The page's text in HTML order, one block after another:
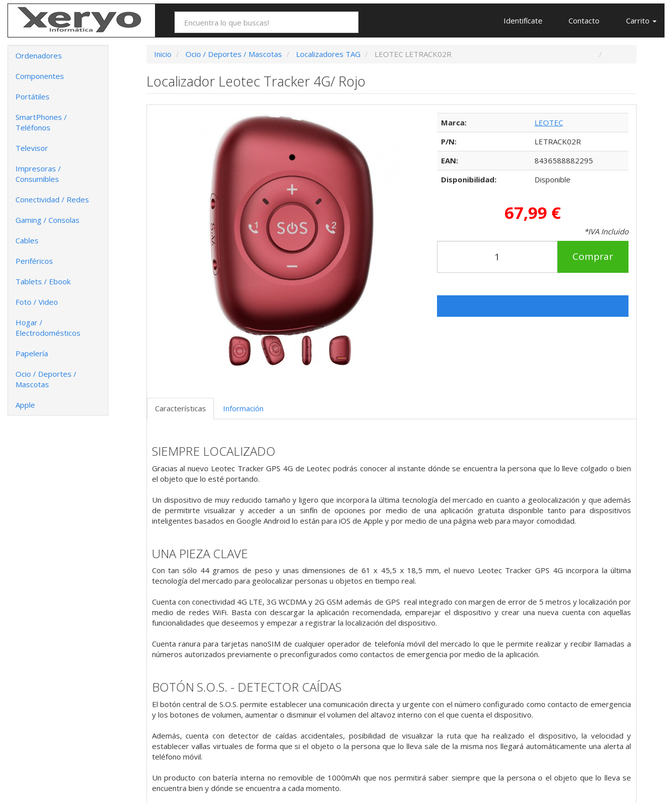
Identifícate Contacto Carrito
Ordenadores
Componentes
Portátiles
SmartPhones /
Teléfonos
Televisor
Impresoras /
Consumibles
Conectividad / Redes
Gaming / Consolas
Cables
Periféricos
Tablets / Ebook
Foto / Video
Hogar /
Electrodomésticos
Papelería
Ocio / Deportes /
Mascotas
Apple
Inicio Ocio / Deportes / Mascotas Localizadores TAG LEOTEC LETRACK02R
Localizador Leotec Tracker 4G/ Rojo
Marca:
LEOTEC
P/N:
LETRACK02R
EAN:
8436588882295
Disponibilidad:
Disponible
67,99 €
*IVA Incluido
Comprar
Características Información
SIEMPRE LOCALIZADO
Gracias al nuevo Leotec Tracker GPS 4G de Leotec podrás conocer al instante dónde se encuentra la persona que lo lleve colgado o bien
el objeto que lo esté portando.
Un dispositivo de muy reducido tamaño y ligero que incorpora la última tecnología del mercado en cuanto a geolocalización y que además
de permitirte visualizar y acceder a un sinfín de opciones por medio de una aplicación gratuita disponible tanto para dispositivos
inteligentes basados en Google Android lo están para iOS de Apple y por medio de una página web para mayor comodidad.
UNA PIEZA CLAVE
Con tan sólo 44 gramos de peso y unas dimensiones de 61 x 45,5 x 18,5 mm, el nuevo Leotec Tracker GPS 4G incorpora la última
tecnología del mercado para geolocalizar personas u objetos en tiempo real.
Cuenta con conectividad 4G LTE, 3G WCDMA y 2G GSM además de GPS real integrado con margen de error de 5 metros y localización por
medio de redes WiFi. Basta con descargar la aplicación recomendada, emparejar el dispositivo y crear una nueva cuenta con aquellas
funcionalidades que deseemos y empezar a registrar la localización del dispositivo.
Cuenta ranura para tarjetas nanoSIM de cualquier operador de telefonía móvil del mercado lo que le permite realizar y recibir llamadas a
números autorizados previamente o preconfigurados como contactos de emergencia por medio de la aplicación.
BOTÓN S.O.S. - DETECTOR CAÍDAS
El botón central de S.O.S. permite establecer una comunicación directa y urgente con el número configurado como contacto de emergencia
y los botones de volumen, aumentar o disminuir el volumen del altavoz interno con el que cuenta el dispositivo.
Además, cuenta con detector de caídas accidentales, posibilidad de visualizar la ruta que ha realizado el dispositivo, la velocidad y
establecer vallas virtuales de forma que si el objeto o la persona que lo lleva sale de la misma nos llegará automáticamente una alerta al
teléfono móvil.
Un producto con batería interna no removible de 1000mAh que nos permitirá saber siempre que la persona o el objeto que lo lleva se
encuentra bien y dónde se encuentra a cada momento.